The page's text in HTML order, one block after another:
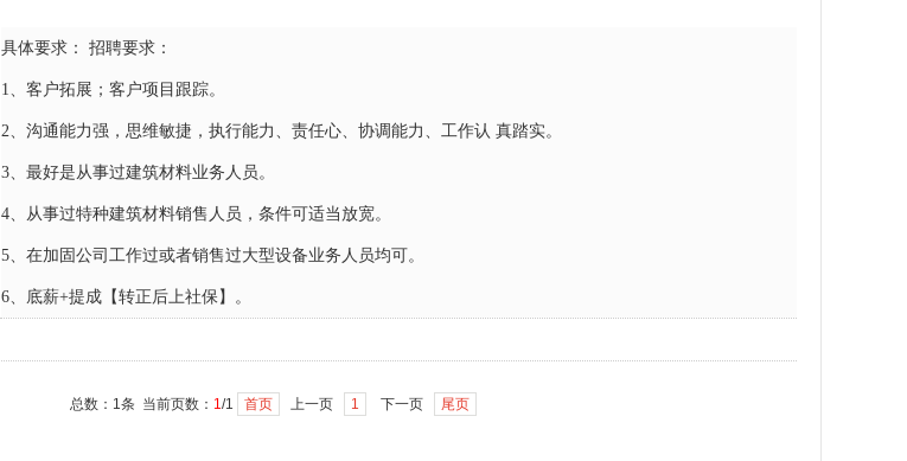
1
具体要求： 招聘要求：
1、客户拓展；客户项目跟踪。
2、沟通能力强，思维敏捷，执行能力、责任心、协调能力、工作认 真踏实。
3、最好是从事过建筑材料业务人员。
4、从事过特种建筑材料销售人员，条件可适当放宽。
5、在加固公司工作过或者销售过大型设备业务人员均可。
6、底薪+提成【转正后上社保】。
总数：1条 当前页数： 1/1 首页 上一页 1 下一页 尾页